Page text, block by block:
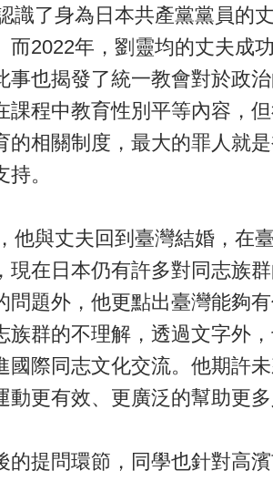
識了身為日本共產黨黨員的
而2022年，劉靈均的丈夫成
事也揭發了統一教會對於政
課程中教育性別平等內容，
的相關制度，最大的罪人就
。
他與丈夫回到臺灣結婚，在
現在日本仍有許多對同志族
問題外，他更點出臺灣能夠
族群的不理解，透過文字外
國際同志文化交流。他期許
動更有效、更廣泛的幫助更多
的提問環節，同學也針對高